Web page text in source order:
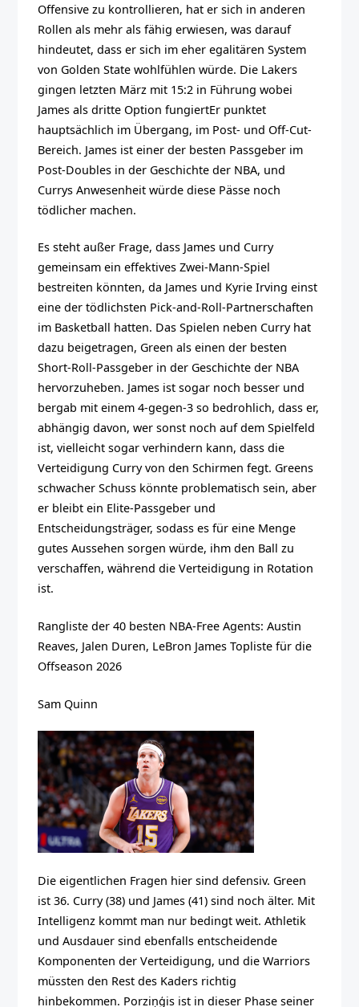
Offensive zu kontrollieren, hat er sich in anderen
Rollen als mehr als fähig erwiesen, was darauf
hindeutet, dass er sich im eher egalitären System
von Golden State wohlfühlen würde. Die Lakers
gingen letzten März mit 15:2 in Führungwobei
James als dritte Option fungiertEr punktet
hauptsächlich im Übergang, im Post- und Off-Cut-
Bereich. James ist einer der besten Passgeber im
Post-Doubles in der Geschichte der NBA, und
Currys Anwesenheit würde diese Pässe noch
tödlicher machen.
Es steht außer Frage, dass James und Curry
gemeinsam ein effektives Zwei-Mann-Spiel
bestreiten könnten, da James und Kyrie Irving einst
eine der tödlichsten Pick-and-Roll-Partnerschaften
im Basketball hatten. Das Spielen neben Curry hat
dazu beigetragen, Green als einen der besten
Short-Roll-Passgeber in der Geschichte der NBA
hervorzuheben. James ist sogar noch besser und
bergab mit einem 4-gegen-3 so bedrohlich, dass er,
abhängig davon, wer sonst noch auf dem Spielfeld
ist, vielleicht sogar verhindern kann, dass die
Verteidigung Curry von den Schirmen fegt. Greens
schwacher Schuss könnte problematisch sein, aber
er bleibt ein Elite-Passgeber und
Entscheidungsträger, sodass es für eine Menge
gutes Aussehen sorgen würde, ihm den Ball zu
verschaffen, während die Verteidigung in Rotation
ist.
Rangliste der 40 besten NBA-Free Agents: Austin
Reaves, Jalen Duren, LeBron James Topliste für die
Offseason 2026
Sam Quinn
Die eigentlichen Fragen hier sind defensiv. Green
ist 36. Curry (38) und James (41) sind noch älter. Mit
Intelligenz kommt man nur bedingt weit. Athletik
und Ausdauer sind ebenfalls entscheidende
Komponenten der Verteidigung, und die Warriors
müssten den Rest des Kaders richtig
hinbekommen. Porziņģis ist in dieser Phase seiner